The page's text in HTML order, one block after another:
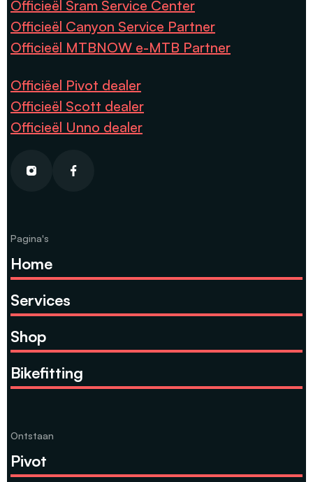
Officieël Sram Service Center
Officieël Canyon Service Partner
Officieël MTBNOW e-MTB Partner
Officiëel Pivot dealer
Officieël Scott dealer
Officieël Unno dealer
Pagina's
Home
Services
Shop
Bikefitting
Ontstaan
Pivot